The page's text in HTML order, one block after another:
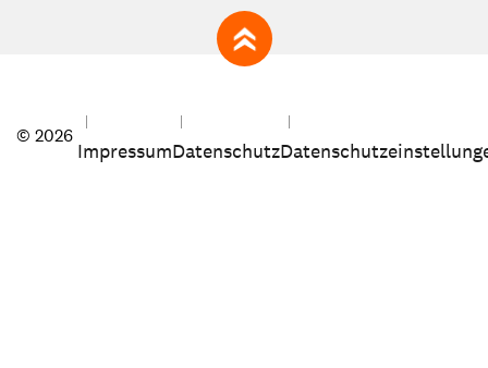
zum Seitenanfang
© 2026
ImpressumDatenschutz